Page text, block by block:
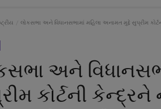
લોકસભા અને વિધાનસભામાં મહિલા અનામત મુદ્દે સુપ્રીમ
અને
કોર્ટની કેન્દ્રને